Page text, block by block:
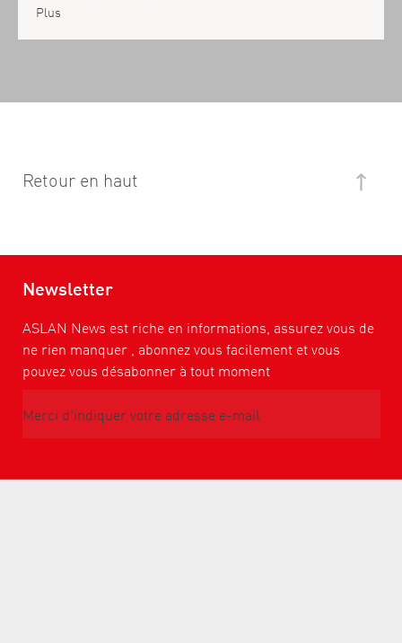
Plus
Retour en haut
Newsletter
ASLAN News est riche en informations, assurez vous de
ne rien manquer , abonnez vous facilement et vous
pouvez vous désabonner à tout moment